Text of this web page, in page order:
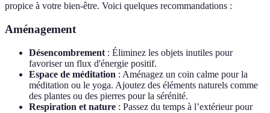
propice à votre bien-être. Voici quelques recommandations :
Aménagement
Désencombrement : Éliminez les objets inutiles pour
favoriser un flux d'énergie positif.
Espace de méditation : Aménagez un coin calme pour la
méditation ou le yoga. Ajoutez des éléments naturels comme
des plantes ou des pierres pour la sérénité.
Respiration et nature : Passez du temps à l’extérieur pour